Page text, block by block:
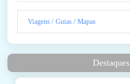
Viagens / Guias / Mapas
Destaques